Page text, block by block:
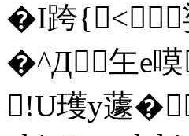
�I跨{<
�^Д玍
!U瓁y蘧